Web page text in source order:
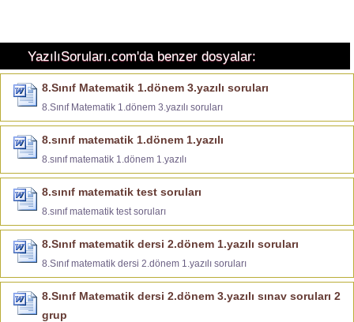
YazılıSoruları.com'da benzer dosyalar:
8.Sınıf Matematik 1.dönem 3.yazılı soruları
8.Sınıf Matematik 1.dönem 3.yazılı soruları
8.sınıf matematik 1.dönem 1.yazılı
8.sınıf matematik 1.dönem 1.yazılı
8.sınıf matematik test soruları
8.sınıf matematik test soruları
8.Sınıf matematik dersi 2.dönem 1.yazılı soruları
8.Sınıf matematik dersi 2.dönem 1.yazılı soruları
8.Sınıf Matematik dersi 2.dönem 3.yazılı sınav soruları 2
grup